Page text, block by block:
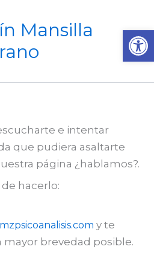
Mansilla
e intentar
que pudiera asaltarte
página ¿hablamos?.
hacerlo:
y te
brevedad posible.